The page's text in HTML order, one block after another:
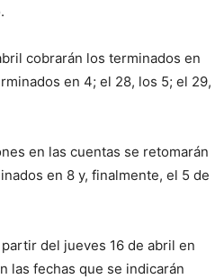
cobrarán los terminados en
en 4; el 28, los 5; el 29,
en las cuentas se retomarán
en 8 y, finalmente, el 5 de
del jueves 16 de abril en
las fechas que se indicarán